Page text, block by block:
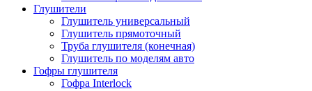
Глушители
Глушитель универсальный
Глушитель прямоточный
Труба глушителя (конечная)
Глушитель по моделям авто
Гофры глушителя
Гофра Interlock